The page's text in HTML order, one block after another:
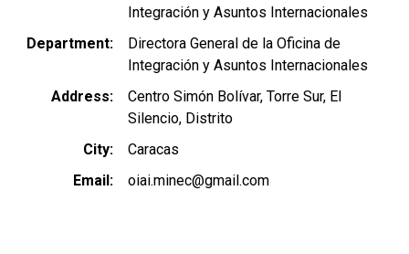
Integración y Asuntos Internacionales
Department
Directora General de la Oficina de
Integración y Asuntos Internacionales
Address
Centro Simón Bolívar, Torre Sur, El
Silencio, Distrito
City
Caracas
Email
oiai.minec@gmail.com